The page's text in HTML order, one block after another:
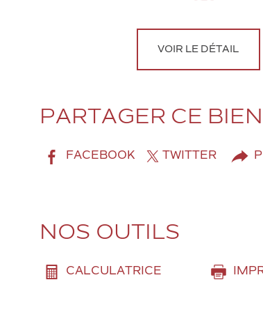
VOIR LE DÉTAIL
PARTAGER CE BIEN
FACEBOOK TWITTER
NOS OUTILS
CALCULATRICE